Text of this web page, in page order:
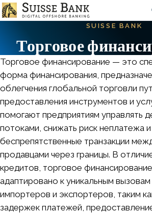
Skip
to
content
SUISSE BANK
Торговое
Торговое финансирование — это
форма финансирования,
облегчения глобальной торговли
предоставления инструментов и
помогают предприятиям управлять
потоками, снижать риск неплатежа
беспрепятственные транзакции
продавцами через границы. В
кредитов, торговое
адаптировано к уникальным
импортеров и экспортеров, таким
задержек платежей,